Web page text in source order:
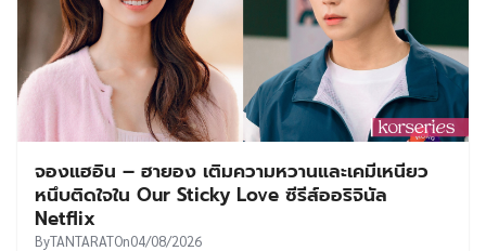
จองแฮอิน – ฮายอง เติมความหวานและเคมีเหนียว
หนึบติดใจใน Our Sticky Love ซีรีส์ออริจินัล
Netflix
ByTANTARATOn04/08/2026